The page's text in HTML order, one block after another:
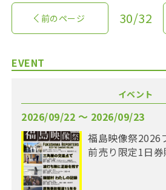
前のページ 30/32
EVENT
イベント
2026/09/22 〜 2026/09/23
福島映像祭2026
前売り限定1日券